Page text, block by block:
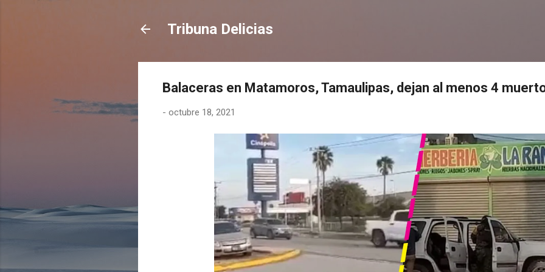
Tribuna Delicias
Balaceras en Matamoros, Tamaulipas, dejan al menos 4
- octubre 18, 2021